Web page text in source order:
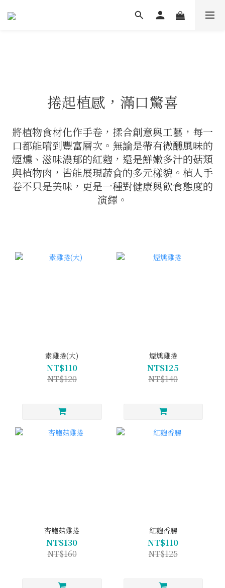
捲起植感，滿口驚喜
將植物食材化作手卷，揉合創意與工藝，每一
口都能嚐到豐富層次。無論是帶有微醺風味的
煙燻、滋味濃郁的紅麴，還是鮮嫩多汁的菇類
與植物肉，皆能展現蔬食的多元樣貌。植人手
卷不只是美味，更是一種對健康與飲食態度的
演繹。
素雞捲(大)
NT$110
NT$120
煙燻雞捲
NT$125
NT$140
杏鮑菇雞捲
NT$130
NT$160
紅麴香腸
NT$110
NT$125